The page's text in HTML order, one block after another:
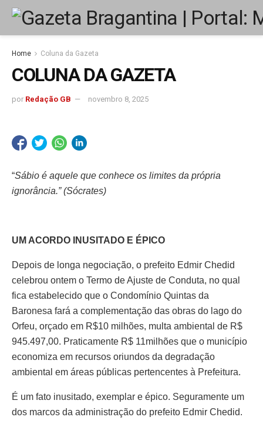
Home Coluna da Gazeta
COLUNA DA GAZETA
por Redação GB novembro 8, 2025
“Sábio é aquele que conhece os limites da própria
ignorância.” (Sócrates)
UM ACORDO INUSITADO E ÉPICO
Depois de longa negociação, o prefeito Edmir Chedid
celebrou ontem o Termo de Ajuste de Conduta, no qual
fica estabelecido que o Condomínio Quintas da
Baronesa fará a complementação das obras do lago do
Orfeu, orçado em R$10 milhões, multa ambiental de R$
945.497,00. Praticamente R$ 11milhões que o município
economiza em recursos oriundos da degradação
ambiental em áreas públicas pertencentes à Prefeitura.
É um fato inusitado, exemplar e épico. Seguramente um
dos marcos da administração do prefeito Edmir Chedid.